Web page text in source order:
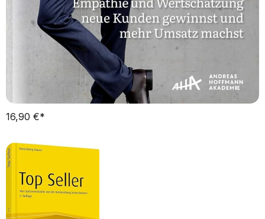
16,90 €*